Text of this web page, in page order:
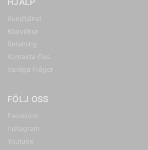
HJÄLP
Kundtjänst
Köpvillkor
Betalning
Kontakta Oss
Vanliga Frågor
FÖLJ OSS
Facebook
Instagram
Youtube